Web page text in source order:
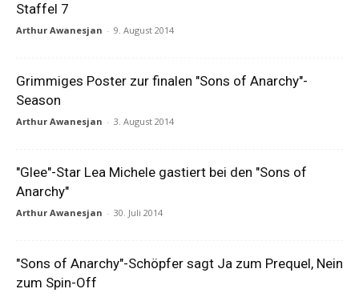
Staffel 7
Arthur Awanesjan - 9. August 2014
Grimmiges Poster zur finalen "Sons of Anarchy"-
Season
Arthur Awanesjan - 3. August 2014
"Glee"-Star Lea Michele gastiert bei den "Sons of
Anarchy"
Arthur Awanesjan - 30. Juli 2014
"Sons of Anarchy"-Schöpfer sagt Ja zum Prequel, Nein
zum Spin-Off